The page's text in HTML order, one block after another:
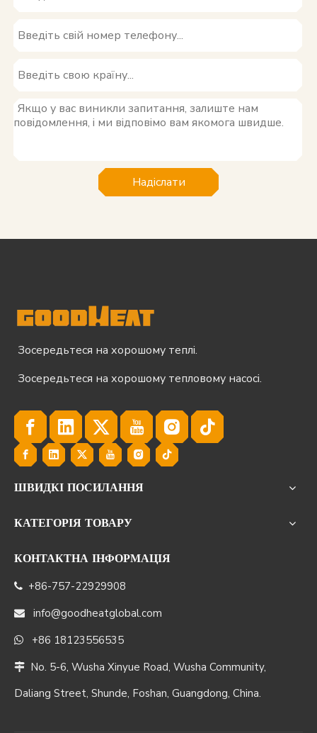
Надіслати
Зосередьтеся на хорошому теплі.
Зосередьтеся на хорошому тепловому насосі.
ШВИДКІ ПОСИЛАННЯ
КАТЕГОРІЯ ТОВАРУ
КОНТАКТНА ІНФОРМАЦІЯ
 +86-757-22929908
 info@goodheatglobal.com
 +86 18123556535
 No. 5-6, Wusha Xinyue Road, Wusha Community,
Daliang Street, Shunde, Foshan, Guangdong, China.